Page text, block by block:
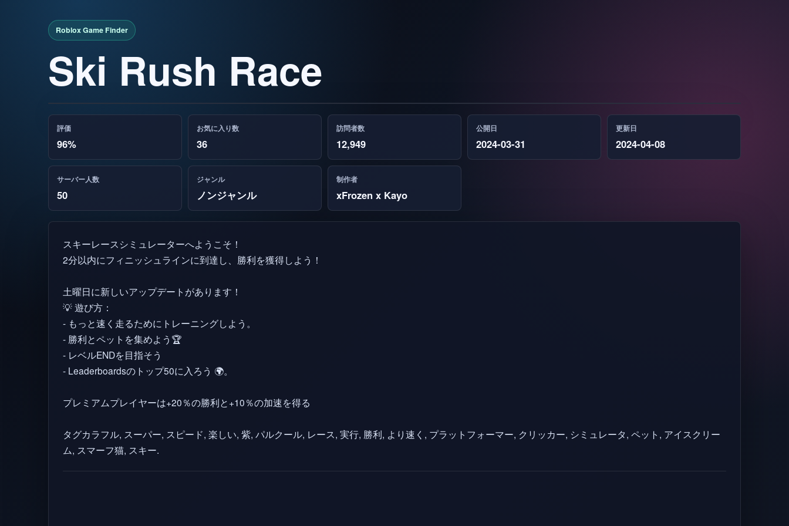
Ski Rush Race
評価
96%
お気に入り数
36
訪問者数
12,949
公開日
2024-03-31
更新日
2024-04-08
サーバー人数
50
ジャンル
ノンジャンル
制作者
xFrozen x Kayo
スキーレースシミュレーターへようこそ！
2分以内にフィニッシュラインに到達し、勝利を獲得しよう！
土曜日に新しいアップデートがあります！
💡 遊び方：
- もっと速く走るためにトレーニングしよう。
- 勝利とペットを集めよう🏆
- レベルENDを目指そう
- Leaderboardsのトップ50に入ろう 🌍。
プレミアムプレイヤーは+20％の勝利と+10％の加速を得る
タグカラフル, スーパー, スピード, 楽しい, 紫, パルクール, レース, 実行, 勝利, より速く, プラットフォーマー, クリッカー, シミュレータ, ペット, アイスクリー
ム, スマーフ猫, スキー.